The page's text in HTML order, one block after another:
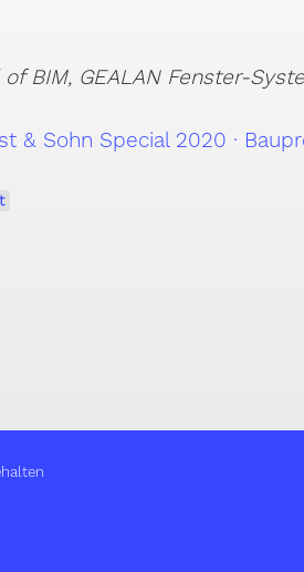
BIM, GEALAN Fenster-
& Sohn Special 2020 ·